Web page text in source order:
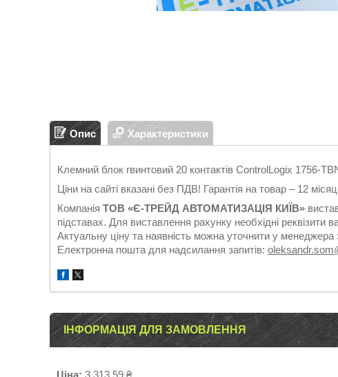
Опис Характеристики
Клемний блок гвинтовий 20 контактів ControlLogix 1756-
Ціни на сайті вказані без ПДВ! Гарантія на товар – 12
Компанія ТОВ «Є-ТРЕЙД АВТОМАТИЗАЦІЯ КИЇВ»
підставах. Для виставлення рахунку необхідні реквізити
Актуальну ціну та наявність можна уточнити у
Електронна пошта для надсилання запитів:
ІНФОРМАЦІЯ ДЛЯ ЗАМОВЛЕННЯ
Ціна: 3 313,59 ₴